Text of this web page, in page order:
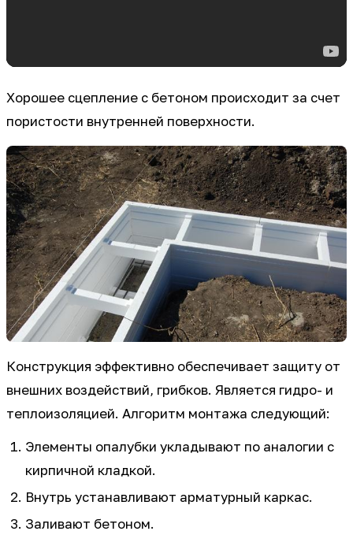
Хорошее сцепление с бетоном происходит за счет
пористости внутренней поверхности.
Конструкция эффективно обеспечивает защиту от
внешних воздействий, грибков. Является гидро- и
теплоизоляцией. Алгоритм монтажа следующий:
Элементы опалубки укладывают по аналогии с
кирпичной кладкой.
Внутрь устанавливают арматурный каркас.
Заливают бетоном.